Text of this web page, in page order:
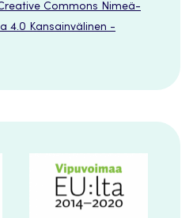
Commons Nimeä-
4.0 Kansainvälinen -